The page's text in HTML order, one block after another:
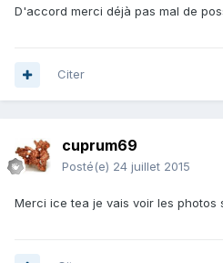
D'accord merci déjà pas mal de
Citer
cuprum69
Posté(e) 24 juillet 2015
Merci ice tea je vais voir les photos